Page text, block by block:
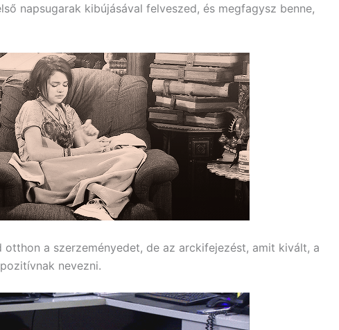
napsugarak kibújásával felveszed, és megfagysz benne,
a szerzeményedet, de az arckifejezést, amit kivált, a
nevezni.